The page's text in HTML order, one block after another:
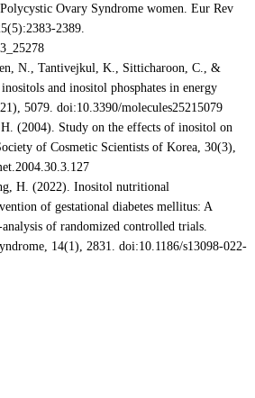
Ovary Syndrome women. Eur Rev
2389.
N., Tantivejkul, K., Sitticharoon, C., &
and inositol phosphates in energy
5079. doi:10.3390/molecules25215079
(2004). Study on the effects of inositol on
of Cosmetic Scientists of Korea, 30(3),
H. (2022). Inositol nutritional
of gestational diabetes mellitus: A
of randomized controlled trials.
14(1), 2831. doi:10.1186/s13098-022-